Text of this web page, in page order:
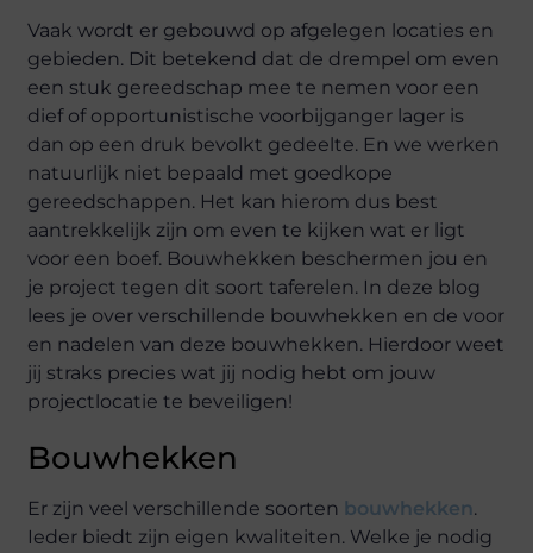
Vaak wordt er gebouwd op afgelegen locaties en
gebieden. Dit betekend dat de drempel om even
een stuk gereedschap mee te nemen voor een
dief of opportunistische voorbijganger lager is
dan op een druk bevolkt gedeelte. En we werken
natuurlijk niet bepaald met goedkope
gereedschappen. Het kan hierom dus best
aantrekkelijk zijn om even te kijken wat er ligt
voor een boef. Bouwhekken beschermen jou en
je project tegen dit soort taferelen. In deze blog
lees je over verschillende bouwhekken en de voor
en nadelen van deze bouwhekken. Hierdoor weet
jij straks precies wat jij nodig hebt om jouw
projectlocatie te beveiligen!
Bouwhekken
Er zijn veel verschillende soorten bouwhekken.
Ieder biedt zijn eigen kwaliteiten. Welke je nodig